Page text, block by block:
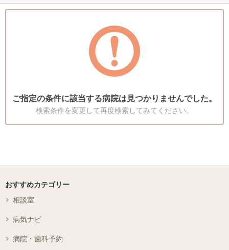
ご指定の条件に該当する病院は見つかりませんでした。
検索条件を変更して再度検索してみてください。
おすすめカテゴリー
相談室
病気ナビ
病院・歯科予約